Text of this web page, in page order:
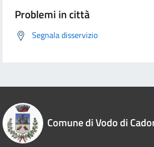
Problemi in città
Segnala disservizio
Comune di Vodo di